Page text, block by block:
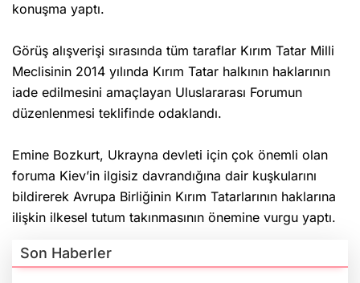
konuşma yaptı.
Görüş alışverişi sırasında tüm taraflar Kırım Tatar Milli
Meclisinin 2014 yılında Kırım Tatar halkının haklarının
iade edilmesini amaçlayan Uluslararası Forumun
düzenlenmesi teklifinde odaklandı.
Emine Bozkurt, Ukrayna devleti için çok önemli olan
foruma Kiev’in ilgisiz davrandığına dair kuşkularını
bildirerek Avrupa Birliğinin Kırım Tatarlarının haklarına
ilişkin ilkesel tutum takınmasının önemine vurgu yaptı.
Son Haberler